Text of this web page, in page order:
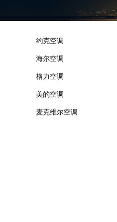
约克空调
海尔空调
格力空调
美的空调
麦克维尔空调